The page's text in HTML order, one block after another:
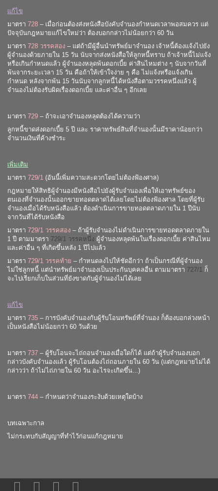
แก้ไข
มาตรา 728 – เมื่อก่อนต้องส่งหนังสือบังคับจำนองกำหนดเวลาพอสมควร แต่
ปัจจุบันกฎหมายแก้ไขใหม่ว่า ต้องบอกกล่าวไม่น้อยกว่า 60 วัน
มาตรา 728 วรรคสอง – แต่ถ้ามีผู้อื่นนำทรัพย์มาจำนอง เจ้าหนี้ต้องแจ้งไปยัง
ผู้จำนองด้วยภายใน 15 วัน นับจากส่งหนังสือให้ลูกหนี้ทราบ ถ้าเจ้าหนี้ไม่แจ้ง
หรือเกินกำหนดแล้ว ผู้จำนองหลุดพ้นดอกเบี้ย ค่าสินไหมต่าง ๆ นับจากวันที่
พ้นจากระยะเวลา 15 วัน คือถ้าให้เข้าใจง่าย ๆ คือ ไม่แจ้งหรือแจ้งเกิน
กำหนด หลังจากพ้น 15 วันนับจากลูกหนี้ได้หนังสือตามวรรคหนึ่งแล้ว ผู้
จำนองไม่ต้องรับผิดเรื่องดอกเบี้ย และค่าอื่น ๆ อีกเลย
มาตรา 729 – ถ้าจะเอาจำนองหลุดต้องได้ความว่า
ลูกหนี้ขาดส่งดอกเบี้ย 5 ปี และ ราคาทรัพย์สินที่จำนองนั้นมีราคาน้อยกว่า
จำนวนเงินที่ค้างชำระ
เพิ่มเติม
มาตรา 729/1 (อันนี้เพิ่มความสะดวกโดยไม่ต้องฟ้องศาล)
กฎหมายให้สิทธิผู้จำนองมีหนังสือไปยังผู้รับจำนองเพื่อให้เอาทรัพย์ของ
ตนเองที่จำนองนั้นออกขายทอดตลาดได้เลยโดยไม่ต้องฟ้องศาล โดยที่ผู้รับ
จำนองเมื่อได้รับหนังสือแล้ว ต้องดำเนินการขายทอดตลาดภายใน 1 ปีนับ
จากวันที่ได้รับหนังสือ
มาตรา 729/1 วรรคสอง – ถ้าผู้รับจำนองไม่ดำเนินการขายทอดตลาดภายใน
1 ปี ตามมาตรา 729/1 วรรคหนึ่ง ผู้จำนองหลุดพ้นในเรื่องดอกเบี้ย ค่าสินไหม
และค่าอื่น ๆ ที่เกิดขึ้นหลัง 1 ปีไปแล้ว
มาตรา 729/1 วรรคท้าย – กำหนดลงไปให้ชัดอีกว่า ถ้าเป็นกรณีที่ผู้จำนอง
ไม่ใช่ลูกหนี้ แต่นำทรัพย์มาจำนองเป็นประกันบุคคลอื่น ตามมาตรา 727/1 ก็
จะไปเรียกเก็บในส่วนที่ยังขาดกับผู้จำนองไม่ได้เลย
แก้ไข
มาตรา 735 – การบังคับจำนองกับผู้รับโอนทรัพย์ที่จำนอง ก็ต้องบอกล่วงหน้า
เป็นหนังสือไม่น้อยกว่า 60 วันด้วย
มาตรา 737 – ผู้รับโอนจะไถ่ถอนจำนองเมื่อใดก็ได้ แต่ถ้าผู้รับจำนองบอก
กล่าวบังคับจำนองแล้ว ผู้รับโอนต้องไถ่ถอนภายใน 60 วัน (แต่กฎหมายไม่ได้
กล่าวว่า ถ้าไม่ไถ่ภายใน 60 วัน อะไรจะเกิดขึ้น...)
มาตรา 744 – กำหนดว่าจำนองระงับด้วยเหตุใดบ้าง
บทเฉพาะกาล
ไม่กระทบกับสัญญาที่ทำไว้ก่อนแก้กฎหมาย